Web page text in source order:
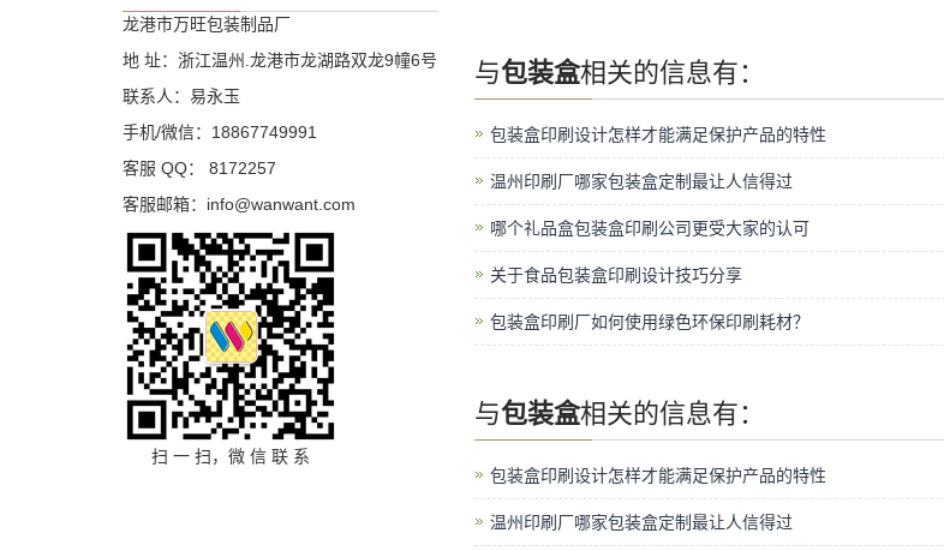
与包装盒相关的信息有：
包装盒印刷设计怎样才能满足保护产品的特性
温州印刷厂哪家包装盒定制最让人信得过
哪个礼品盒包装盒印刷公司更受大家的认可
关于食品包装盒印刷设计技巧分享
包装盒印刷厂如何使用绿色环保印刷耗材？
与包装盒相关的信息有：
包装盒印刷设计怎样才能满足保护产品的特性
温州印刷厂哪家包装盒定制最让人信得过
龙港市万旺包装制品厂
地 址：浙江温州.龙港市龙湖路双龙9幢6号
联系人：易永玉
手机/微信：18867749991
客服 QQ： 8172257
客服邮箱：info@wanwant.com
扫 一 扫，微 信 联 系